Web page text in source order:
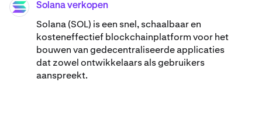
SOL Solana verkopen
Solana (SOL) is een snel, schaalbaar en
kosteneffectief blockchainplatform voor het
bouwen van gedecentraliseerde applicaties
dat zowel ontwikkelaars als gebruikers
aanspreekt.